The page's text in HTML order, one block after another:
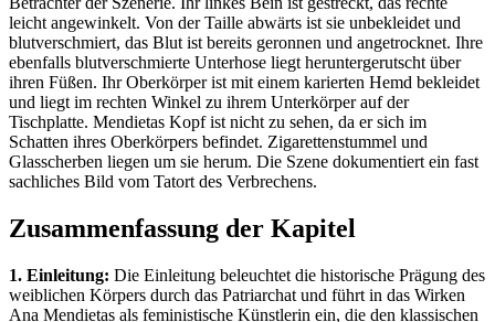
leicht angewinkelt. Von der Taille abwärts ist sie unbekleidet und
blutverschmiert, das Blut ist bereits geronnen und angetrocknet. Ihre
ebenfalls blutverschmierte Unterhose liegt heruntergerutscht über
ihren Füßen. Ihr Oberkörper ist mit einem karierten Hemd bekleidet
und liegt im rechten Winkel zu ihrem Unterkörper auf der
Tischplatte. Mendietas Kopf ist nicht zu sehen, da er sich im
Schatten ihres Oberkörpers befindet. Zigarettenstummel und
Glasscherben liegen um sie herum. Die Szene dokumentiert ein fast
sachliches Bild vom Tatort des Verbrechens.
Zusammenfassung der Kapitel
1. Einleitung: Die Einleitung beleuchtet die historische Prägung des
weiblichen Körpers durch das Patriarchat und führt in das Wirken
Ana Mendietas als feministische Künstlerin ein, die den klassischen